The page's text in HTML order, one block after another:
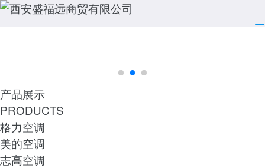
产品展示
PRODUCTS
格力空调
美的空调
志高空调